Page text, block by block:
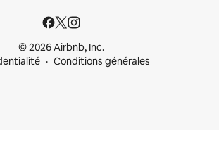
© 2026 Airbnb, Inc.
Conditions générales